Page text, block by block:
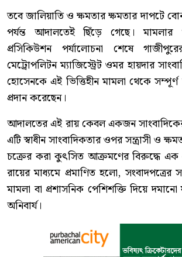
তবে জালিয়াতি ও ক্ষমতার ক্ষমতার দাপটে
পর্যন্ত আদালতেই ছিঁড়ে গেছে। মামলার
প্রসিকিউশন পর্যালোচনা শেষে
মেট্রোপলিটন ম্যাজিস্ট্রেট ওমর হায়দার
হোসেনকে এই ভিত্তিহীন মামলা থেকে
প্রদান করেছেন।
আদালতের এই রায় কেবল একজন
এটি স্বাধীন সাংবাদিকতার ওপর সন্ত্রাসী ও
চক্রের করা কুৎসিত আক্রমণের বিরুদ্ধে
রায়ের মাধ্যমে প্রমাণিত হলো, সংবাদপত্রের
মামলা বা প্রশাসনিক পেশিশক্তি দিয়ে
অনিবার্য।